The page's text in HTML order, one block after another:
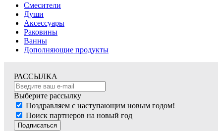
Смесители
Души
Аксессуары
Раковины
Ванны
Дополняющие продукты
РАССЫЛКА
Выберите рассылку
Поздравляем с наступающим новым годом!
Поиск партнеров на новый год
Подписаться